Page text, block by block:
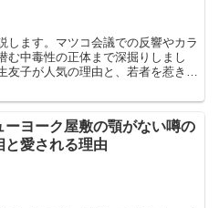
します。マツコ会議での反響やカラ
む中毒性の正体まで深掘りしまし
友子が人気の理由と、若者を惹きつ
ーヨーク屋敷の顎がない噂の
と愛される理由